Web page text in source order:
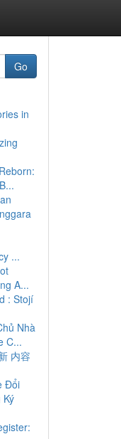
Go
in
...
A...
: Stojí
Nhà
C...
内容
Đổi